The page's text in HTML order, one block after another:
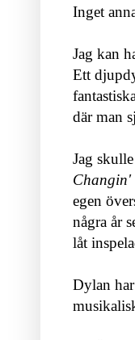
Inget
Jag kan
Ett
där man
Jag
Changin'
egen
några år
låt
Dylan